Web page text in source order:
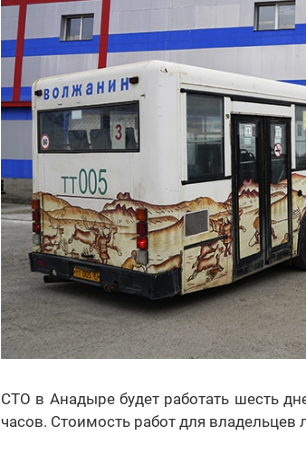
СТО в Анадыре будет работать шесть
часов. Стоимость работ для владельцев